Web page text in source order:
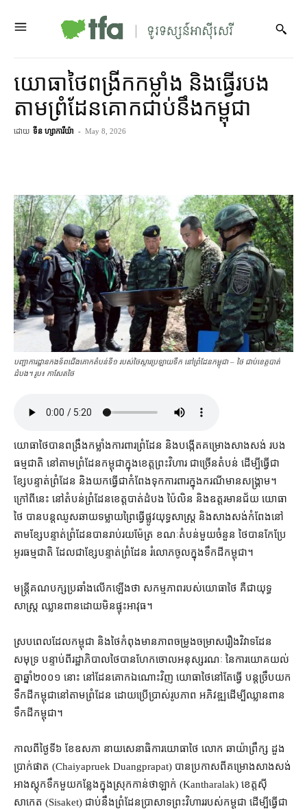
យោធា​ថៃ​ពង្រីក​កម្លាំង និង​ធ្វើ​របង​
តាម​ព្រំដែន​គោក​ជាប់​នឹង​កម្ពុជា
ដោយ ទីន ហ្សាការីយ៉ា - May 8, 2026
បញ្ជាការដ្ឋានកងទ័ពជើងគោកតំបន់ទី១ របស់ថៃស្ដារប្រឡាយទឹក នៅព្រំដែនកម្ពុជា – ថៃ ជាប់ខេត្ត​បាត់
ដំបង។ រូប៖ កាសែត​ថៃ
យោធា​ថៃ​បាន​ពង្រឹងកម្លាំង​ការពារ​ព្រំដែន និង​បង្កើត​គម្រោង​សាងសង់ របង​
ធម្មជាតិ នៅ​តាម​ព្រំដែន​កម្ពុជា​ក្នុង​ខេត្តព្រះវិហារ ជាច្រើន​តំបន់ ដើម្បី​ធ្វើជា
ខ្សែបន្ទាត់​ព្រំដែន និង​យក​ធ្វើជា​កំពែង​ទុក​ការពារ​ក្នុងករណី​មាន​សង្គ្រាម​។
ក្រៅ​ពី​នេះ នៅ​តំបន់​ព្រំដែន​ខេត្តបាត់ដំបង ប៉ៃលិន និង​ឧត្ដរមានជ័យ យោធា​
ថៃ បាន​បន្ត​ឈូស​ឆាយ​ទម្លាយ​ព្រៃ​ធ្វើ​ផ្លូវ​យុទ្ធសាស្ត្រ និង​សាងសង់​កំពែង​នៅ
តាម​ខ្សែបន្ទាត់​ព្រំដែន​បាន​រាប់រយ​ម៉ែត្រ ខណៈ​តំបន់​មួយចំនួន ថៃ​បាន​កែប្រែ​
អូរ​ធម្មជាតិ ដែល​ជា​ខ្សែបន្ទាត់​ព្រំដែន រំលោភ​ចូលក្នុង​ទឹកដី​កម្ពុជា។
មន្ត្រី​គណបក្សប្រឆាំង​លើកឡើង​ថា សកម្មភាព​របស់​យោធា​ថៃ គឺជា​យុទ្ធ
សាស្ត្រ ឈ្លានពាន​ដោយ​មិន​ផ្ទុះ​អាវុធ។
ស្រប​ពេល​ដែល​កម្ពុជា និង​ថៃ​កំពុង​មាន​ភាព​ចម្រូងចម្រាស​រឿង​វិវាទ​ដែន
សមុទ្រ បន្ទាប់ពី​រដ្ឋាភិបាល​ថៃ​បាន​ហែក​ចោល​អនុស្សរណៈ នៃ​ការយោគយល់​
គ្នា​ឆ្នាំ​២០០១ នោះ នៅ​ដែន​គោក​ឯណោះ​វិញ យោធា​ថៃ​នៅតែ​ធ្វើ បន្ត​ច្រឹប​យក​
ទឹកដី​កម្ពុជា​នៅ​តាម​ព្រំដែន ដោយ​ប្រើប្រាស់​រូបភាព អភិវឌ្ឍ​ដើម្បី​ឈ្លានពាន​
ទឹកដី​កម្ពុជា។
កាលពី​ថ្ងៃទី​៦ ខែ​ឧសភា នាយសេនាធិការ​យោធា​ថៃ លោក ឆាយ៉ាព្រឹក្ស ដួង
ប្រាក់ផាត (Chaiyapruek Duangprapat) បាន​ប្រកាស​ពី​គម្រោង​សាងសង់​
អាង​ស្តុក​ទឹក​មួយ​កន្លែង​ក្នុងស្រុក​កាន់ថាឡាក់ (Kantharalak) ខេត្ត​ស៊ី
សាកេត (Sisaket) ជាប់​នឹង​ព្រំដែន​ប្រាសាទព្រះវិហារ​របស់​កម្ពុជា ដើម្បី​ធ្វើជា​